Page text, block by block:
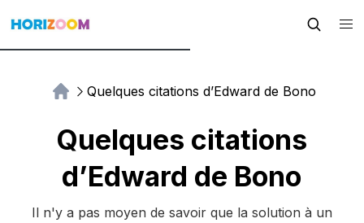
Quelques citations d’Edward de Bono
Quelques citations
d’Edward de Bono
Il n'y a pas moyen de savoir que la solution à un